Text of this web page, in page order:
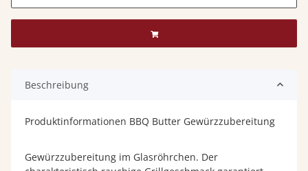
Beschreibung
Produktinformationen BBQ Butter Gewürzzubereitung
Gewürzzubereitung im Glasröhrchen. Der